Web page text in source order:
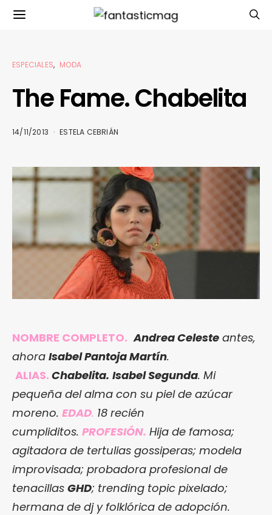
ESPECIALES MODA
The Fame. Chabelita
14/11/2013 ESTELA CEBRIÁN
NOMBRE COMPLETO. Andrea Celeste antes,
ahora Isabel Pantoja Martín.
ALIAS. Chabelita. Isabel Segunda. Mi
pequeña del alma con su piel de azúcar
moreno. EDAD. 18 recién
cumpliditos. PROFESIÓN. Hija de famosa;
agitadora de tertulias gossiperas; modela
improvisada; probadora profesional de
tenacillas GHD; trending topic pixelado;
hermana de dj y folklórica de adopción.